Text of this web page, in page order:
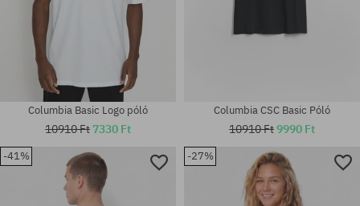
Elérhető méretek:
Elérhető méretek:
Columbia Basic Logo póló
10910 Ft 7330 Ft
Columbia CSC Basic Póló
10910 Ft9990 Ft
-41% -27%